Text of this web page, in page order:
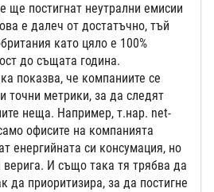
ще постигнат неутрални емисии
е далеч от достатъчно, тъй
като цяло е 100%
до същата година.
показва, че компаниите се
точни метрики, за да следят
неща. Например, т.нар. net-
офисите на компанията
енергийната си консумация, но
верига. И също така тя трябва да
да приоритизира, за да постигне